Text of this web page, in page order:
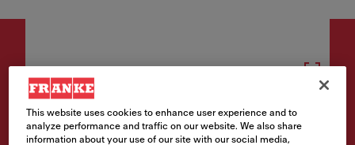
Outros eletrodomésticos
FMY 14 DRW Black Steel
This website uses cookies to enhance user experience and to
analyze performance and traffic on our website. We also share
information about your use of our site with our social media,